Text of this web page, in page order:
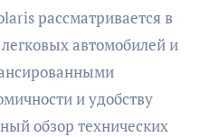
автомобилей и
и удобству
обзор технических